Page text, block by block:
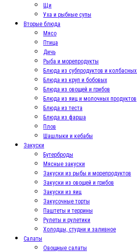
Щи
Уха и рыбные супы
Вторые блюда
Мясо
Птица
Дичь
Рыба и морепродукты
Блюда из субпродуктов и
Блюда из круп и бобовых
Блюда из овощей и грибов
Блюда из яиц и молочных продуктов
Блюда из теста
Блюда из фарша
Плов
Шашлыки и кебабы
Закуски
Бутерброды
Мясные закуски
Закуски из рыбы и морепродуктов
Закуски из овощей и грибов
Закуски из яиц
Закусочные торты
Паштеты и террины
Рулеты и рулетики
Холодцы, студни и заливное
Салаты
Овощные салаты